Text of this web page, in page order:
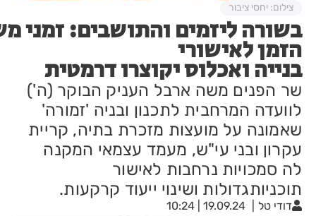
בשורה ליזמים והתושבים: זמני
הזמן לאישורי
בנייה ואכלוס יקוצרו דרמטית
שר הפנים משה ארבל העניק הבוקר (ה')
לוועדה המרחבית לתכנון ובניה 'זמורה'
שאמונה על מועצות מזכרת בתיה, קריית
עקרון ובני עי"ש, מעמד עצמאי המקנה
לה סמכויות נרחבות לאישור
תוכניותגדולות ושינוי ייעוד קרקעות.
דודי טל 19.09.24 | 10:24
צילום: יחסי ציבור